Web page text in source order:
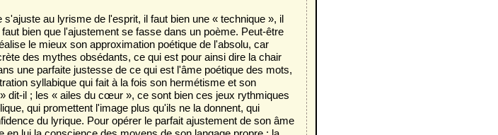
au lyrisme de l'esprit, il faut bien une « technique », il
bien que l'ajustement se fasse dans un poème. Peut-être
le mieux son approximation poétique de l'absolu, car
des mythes obsédants, ce qui est pour ainsi dire la chair
une parfaite justesse de ce qui est l'âme poétique des mots,
syllabique qui fait à la fois son hermétisme et son
dit-il ; les « ailes du cœur », ce sont bien ces jeux rythmiques
qui promettent l'image plus qu'ils ne la donnent, qui
du lyrique. Pour opérer le parfait ajustement de son âme